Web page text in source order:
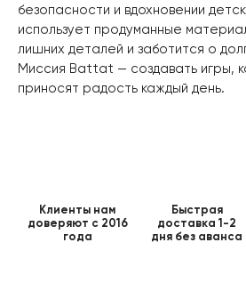
безопасности и вдохновении
использует продуманные
лишних деталей и заботится о
Миссия Battat — создавать игры,
приносят радость каждый день.
Клиенты нам
доверяют с 2016
года
Быстрая
доставка 1-2
дня без аванса